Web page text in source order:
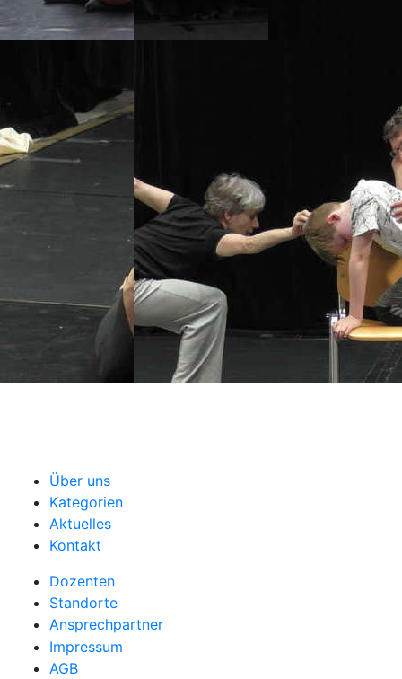
Über uns
Kategorien
Aktuelles
Kontakt
Dozenten
Standorte
Ansprechpartner
Impressum
AGB